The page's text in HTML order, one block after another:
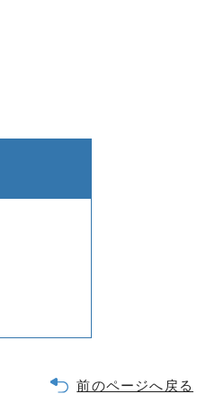
前のページへ戻る